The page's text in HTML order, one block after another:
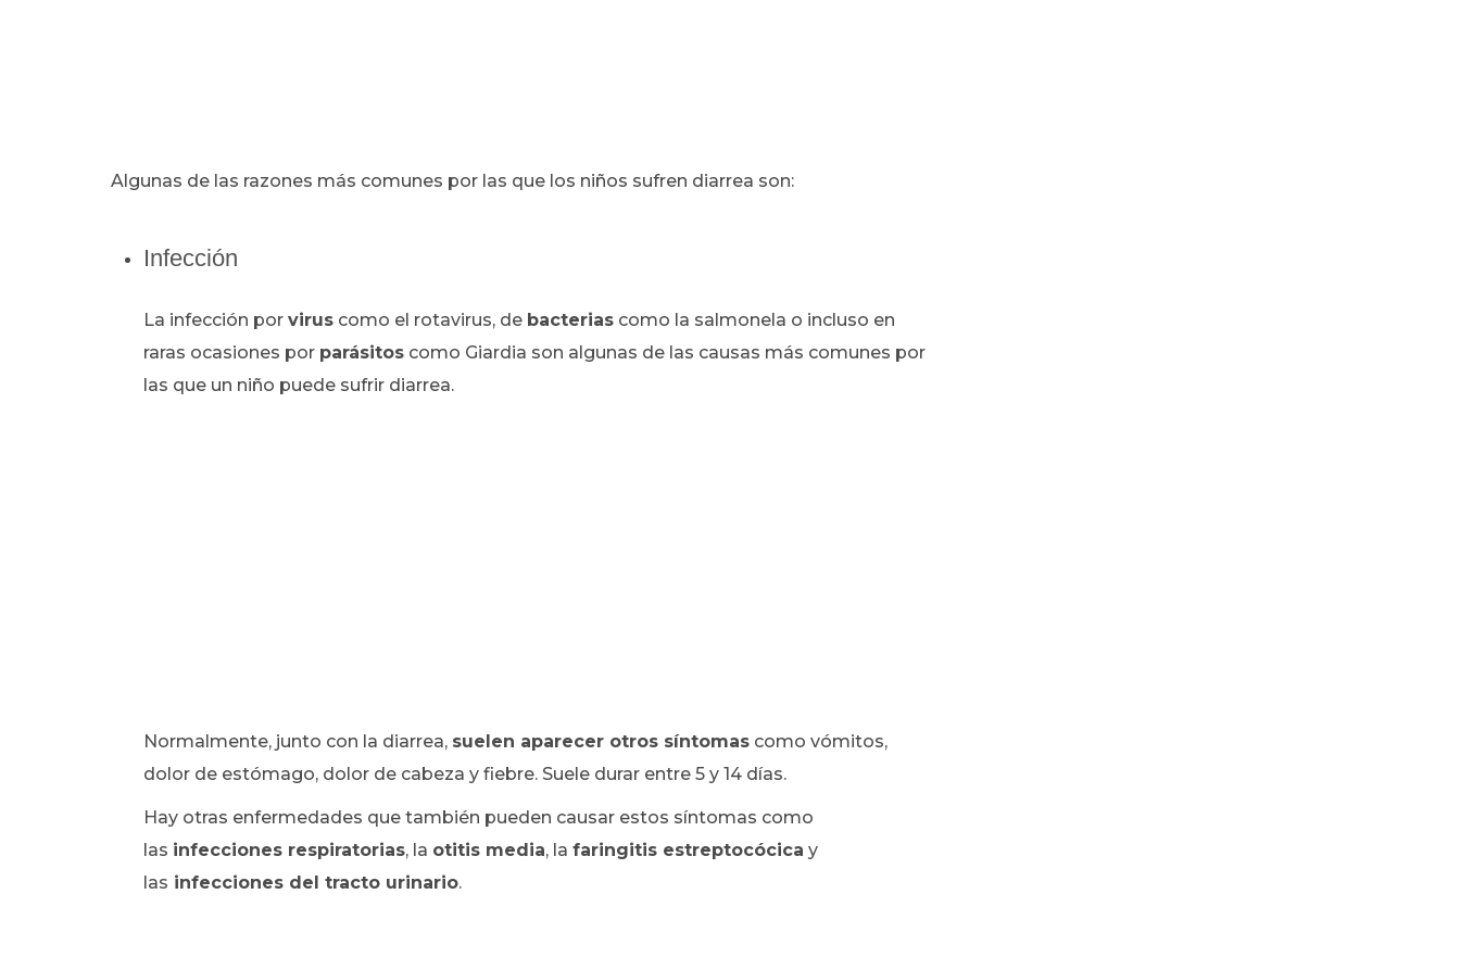
Algunas de las razones más comunes por las que los niños sufren diarrea son:
Infección
La infección por virus como el rotavirus, de bacterias como la salmonela o incluso en
raras ocasiones por parásitos como Giardia son algunas de las causas más comunes por
las que un niño puede sufrir diarrea.
Normalmente, junto con la diarrea, suelen aparecer otros síntomas como vómitos,
dolor de estómago, dolor de cabeza y fiebre. Suele durar entre 5 y 14 días.
Hay otras enfermedades que también pueden causar estos síntomas como
las infecciones respiratorias, la otitis media, la faringitis estreptocócica y
las infecciones del tracto urinario.